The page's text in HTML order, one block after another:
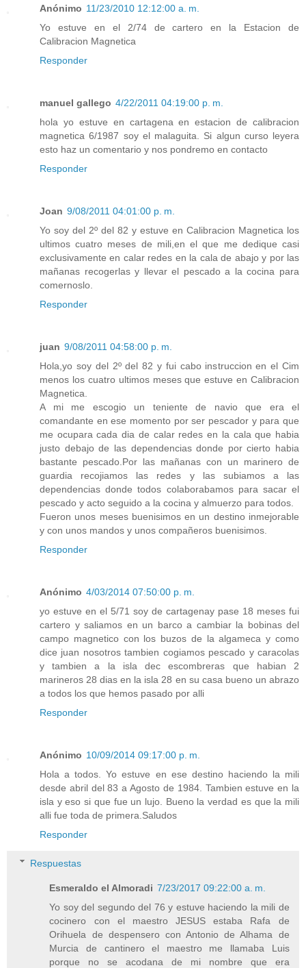
Anónimo 11/23/2010 12:12:00 a. m.
Yo estuve en el 2/74 de cartero en la Estacion de
Calibracion Magnetica
Responder
manuel gallego 4/22/2011 04:19:00 p. m.
hola yo estuve en cartagena en estacion de calibracion
magnetica 6/1987 soy el malaguita. Si algun curso leyera
esto haz un comentario y nos pondremo en contacto
Responder
Joan 9/08/2011 04:01:00 p. m.
Yo soy del 2º del 82 y estuve en Calibracion Magnetica los
ultimos cuatro meses de mili,en el que me dedique casi
exclusivamente en calar redes en la cala de abajo y por las
mañanas recogerlas y llevar el pescado a la cocina para
comernoslo.
Responder
juan 9/08/2011 04:58:00 p. m.
Hola,yo soy del 2º del 82 y fui cabo instruccion en el Cim
menos los cuatro ultimos meses que estuve en Calibracion
Magnetica.
A mi me escogio un teniente de navio que era el
comandante en ese momento por ser pescador y para que
me ocupara cada dia de calar redes en la cala que habia
justo debajo de las dependencias donde por cierto habia
bastante pescado.Por las mañanas con un marinero de
guardia recojiamos las redes y las subiamos a las
dependencias donde todos colaborabamos para sacar el
pescado y acto seguido a la cocina y almuerzo para todos.
Fueron unos meses buenisimos en un destino inmejorable
y con unos mandos y unos compañeros buenisimos.
Responder
Anónimo 4/03/2014 07:50:00 p. m.
yo estuve en el 5/71 soy de cartagenay pase 18 meses fui
cartero y saliamos en un barco a cambiar la bobinas del
campo magnetico con los buzos de la algameca y como
dice juan nosotros tambien cogiamos pescado y caracolas
y tambien a la isla dec escombreras que habian 2
marineros 28 dias en la isla 28 en su casa bueno un abrazo
a todos los que hemos pasado por alli
Responder
Anónimo 10/09/2014 09:17:00 p. m.
Hola a todos. Yo estuve en ese destino haciendo la mili
desde abril del 83 a Agosto de 1984. Tambien estuve en la
isla y eso si que fue un lujo. Bueno la verdad es que la mili
alli fue toda de primera.Saludos
Responder
Respuestas
Esmeraldo el Almoradi 7/23/2017 09:22:00 a. m.
Yo soy del segundo del 76 y estuve haciendo la mili de
cocinero con el maestro JESUS estaba Rafa de
Orihuela de despensero con Antonio de Alhama de
Murcia de cantinero el maestro me llamaba Luis
porque no se acodana de mi nombre que era